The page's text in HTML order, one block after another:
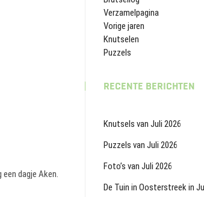
dagje Aken.
Verzamelpagina
Vorige jaren
Knutselen
Puzzels
RECENTE BERICHTEN
Knutsels van Juli 2026
Puzzels van Juli 2026
Foto’s van Juli 2026
De Tuin in Oosterstreek in